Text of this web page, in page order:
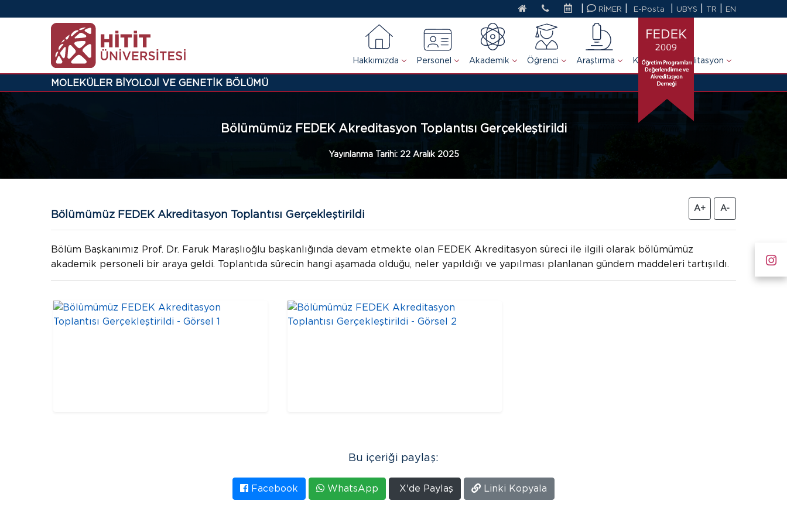
RİMER E-Posta UBYS TR EN
Hakkımızda Personel Akademik Öğrenci Araştırma Kalite ve Akreditasyon
MOLEKÜLER BİYOLOJİ VE GENETİK BÖLÜMÜ
Bölümümüz FEDEK Akreditasyon Toplantısı Gerçekleştirildi
Yayınlanma Tarihi:22 Aralık 2025
Bölümümüz FEDEK Akreditasyon Toplantısı Gerçekleştirildi A+ A-
Bölüm Başkanımız Prof. Dr. Faruk Maraşlıoğlu başkanlığında devam etmekte olan FEDEK Akreditasyon süreci ile ilgili olarak bölümümüz
akademik personeli bir araya geldi. Toplantıda sürecin hangi aşamada olduğu, neler yapıldığı ve yapılması planlanan gündem maddeleri tartışıldı.
Bu içeriği paylaş:
Facebook WhatsApp X'de Paylaş Linki Kopyala